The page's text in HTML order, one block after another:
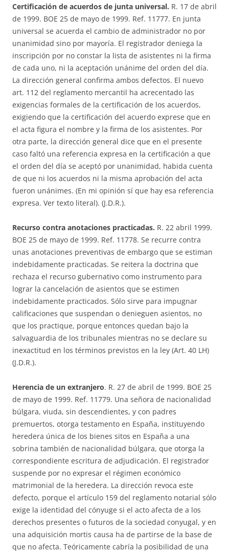
Certificación de acuerdos de junta universal. R. 17 de abril
de 1999. BOE 25 de mayo de 1999. Ref. 11777. En junta
universal se acuerda el cambio de administrador no por
unanimidad sino por mayoría. El registrador deniega la
inscripción por no constar la lista de asistentes ni la firma
de cada uno, ni la aceptación unánime del orden del día.
La dirección general confirma ambos defectos. El nuevo
art. 112 del reglamento mercantil ha acrecentado las
exigencias formales de la certificación de los acuerdos,
exigiendo que la certificación del acuerdo exprese que en
el acta figura el nombre y la firma de los asistentes. Por
otra parte, la dirección general dice que en el presente
caso faltó una referencia expresa en la certificación a que
el orden del día se aceptó por unanimidad, habida cuenta
de que ni los acuerdos ni la misma aprobación del acta
fueron unánimes. (En mi opinión sí que hay esa referencia
expresa. Ver texto literal). (J.D.R.).
Recurso contra anotaciones practicadas. R. 22 abril 1999.
BOE 25 de mayo de 1999. Ref. 11778. Se recurre contra
unas anotaciones preventivas de embargo que se estiman
indebidamente practicadas. Se reitera la doctrina que
rechaza el recurso gubernativo como instrumento para
lograr la cancelación de asientos que se estimen
indebidamente practicados. Sólo sirve para impugnar
calificaciones que suspendan o denieguen asientos, no
que los practique, porque entonces quedan bajo la
salvaguardia de los tribunales mientras no se declare su
inexactitud en los términos previstos en la ley (Art. 40 LH)
(J.D.R.).
Herencia de un extranjero. R. 27 de abril de 1999. BOE 25
de mayo de 1999. Ref. 11779. Una señora de nacionalidad
búlgara, viuda, sin descendientes, y con padres
premuertos, otorga testamento en España, instituyendo
heredera única de los bienes sitos en España a una
sobrina también de nacionalidad búlgara, que otorga la
correspondiente escritura de adjudicación. El registrador
suspende por no expresar el régimen económico
matrimonial de la heredera. La dirección revoca este
defecto, porque el artículo 159 del reglamento notarial sólo
exige la identidad del cónyuge si el acto afecta de a los
derechos presentes o futuros de la sociedad conyugal, y en
una adquisición mortis causa ha de partirse de la base de
que no afecta. Teóricamente cabría la posibilidad de una